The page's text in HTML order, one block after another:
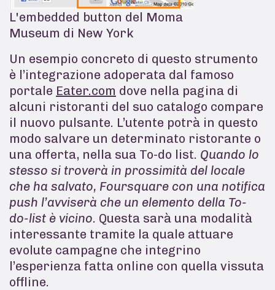
L'embedded button del Moma
Museum di New York
Un esempio concreto di questo strumento
è l’integrazione adoperata dal famoso
portale Eater.com dove nella pagina di
alcuni ristoranti del suo catalogo compare
il nuovo pulsante. L’utente potrà in questo
modo salvare un determinato ristorante o
una offerta, nella sua To-do list. Quando lo
stesso si troverà in prossimità del locale
che ha salvato, Foursquare con una notifica
push l’avviserà che un elemento della To-
do-list è vicino. Questa sarà una modalità
interessante tramite la quale attuare
evolute campagne che integrino
l’esperienza fatta online con quella vissuta
offline.